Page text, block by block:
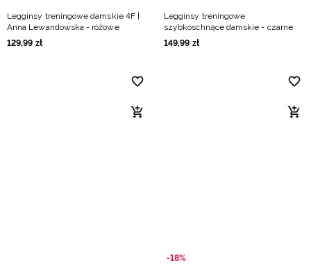
Legginsy treningowe damskie 4F |
Anna Lewandowska - różowe
129,99 zł
Legginsy treningowe
szybkoschnące damskie - czarne
149,99 zł
-18%